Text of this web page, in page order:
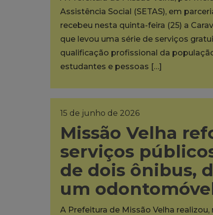
Assistência Social (SETAS), em
recebeu nesta quinta-feira (25) a
que levou uma série de serviços
qualificação profissional da
estudantes e pessoas […]
15 de junho de 2026
Missão Velha
serviços
de dois ônibus,
um
A Prefeitura de Missão Velha